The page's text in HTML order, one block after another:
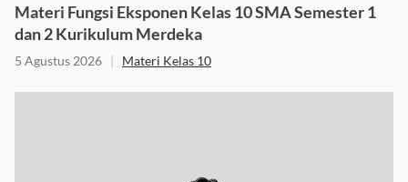
Materi Fungsi Eksponen Kelas 10 SMA Semester 1
dan 2 Kurikulum Merdeka
5 Agustus 2026 | Materi Kelas 10